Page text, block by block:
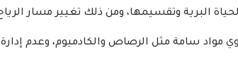
مواد سامة مثل الرصاص والكادميوم، وعدم إدارة